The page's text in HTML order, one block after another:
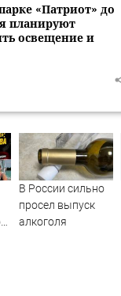
«Патриот» до
планируют
освещение и
В России сильно
просел выпуск
алкоголя